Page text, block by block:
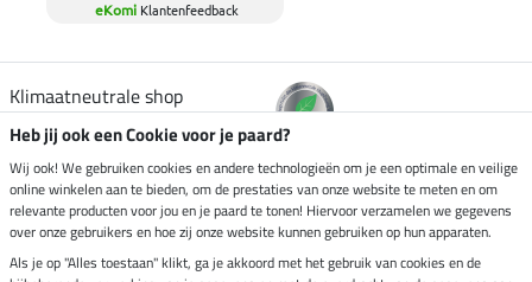
eKomi Klantenfeedback
Klimaatneutrale shop
Verzending per
Veilig betalen met
Heb jij ook een Cookie voor je paard?
Wij ook! We gebruiken cookies en andere technologieën om je een optimale en veilige
online winkelen aan te bieden, om de prestaties van onze website te meten en om
relevante producten voor jou en je paard te tonen! Hiervoor verzamelen we gegevens
over onze gebruikers en hoe zij onze website kunnen gebruiken op hun apparaten.
Als je op "Alles toestaan" klikt, ga je akkoord met het gebruik van cookies en de